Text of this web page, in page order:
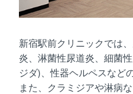
新宿駅前クリニックでは
炎、淋菌性尿道炎、細菌
ジダ)、性器ヘルペスなど
また、クラミジアや淋病